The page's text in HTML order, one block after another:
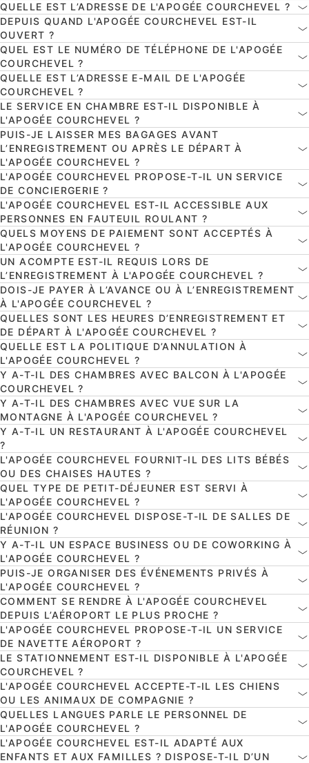
QUELLE EST L’ADRESSE DE L'APOGÉE COURCHEVEL ?
DEPUIS QUAND L'APOGÉE COURCHEVEL EST-IL
OUVERT ?
QUEL EST LE NUMÉRO DE TÉLÉPHONE DE L'APOGÉE
COURCHEVEL ?
QUELLE EST L’ADRESSE E-MAIL DE L'APOGÉE
COURCHEVEL ?
LE SERVICE EN CHAMBRE EST-IL DISPONIBLE À
L'APOGÉE COURCHEVEL ?
PUIS-JE LAISSER MES BAGAGES AVANT
L’ENREGISTREMENT OU APRÈS LE DÉPART À
L'APOGÉE COURCHEVEL ?
L'APOGÉE COURCHEVEL PROPOSE-T-IL UN SERVICE
DE CONCIERGERIE ?
L'APOGÉE COURCHEVEL EST-IL ACCESSIBLE AUX
PERSONNES EN FAUTEUIL ROULANT ?
QUELS MOYENS DE PAIEMENT SONT ACCEPTÉS À
L'APOGÉE COURCHEVEL ?
UN ACOMPTE EST-IL REQUIS LORS DE
L’ENREGISTREMENT À L'APOGÉE COURCHEVEL ?
DOIS-JE PAYER À L’AVANCE OU À L’ENREGISTREMENT
À L'APOGÉE COURCHEVEL ?
QUELLES SONT LES HEURES D’ENREGISTREMENT ET
DE DÉPART À L'APOGÉE COURCHEVEL ?
QUELLE EST LA POLITIQUE D’ANNULATION À
L'APOGÉE COURCHEVEL ?
Y A-T-IL DES CHAMBRES AVEC BALCON À L'APOGÉE
COURCHEVEL ?
Y A-T-IL DES CHAMBRES AVEC VUE SUR LA
MONTAGNE À L'APOGÉE COURCHEVEL ?
Y A-T-IL UN RESTAURANT À L'APOGÉE COURCHEVEL
?
L'APOGÉE COURCHEVEL FOURNIT-IL DES LITS BÉBÉS
OU DES CHAISES HAUTES ?
QUEL TYPE DE PETIT-DÉJEUNER EST SERVI À
L'APOGÉE COURCHEVEL ?
L'APOGÉE COURCHEVEL DISPOSE-T-IL DE SALLES DE
RÉUNION ?
Y A-T-IL UN ESPACE BUSINESS OU DE COWORKING À
L'APOGÉE COURCHEVEL ?
PUIS-JE ORGANISER DES ÉVÉNEMENTS PRIVÉS À
L'APOGÉE COURCHEVEL ?
COMMENT SE RENDRE À L'APOGÉE COURCHEVEL
DEPUIS L’AÉROPORT LE PLUS PROCHE ?
L'APOGÉE COURCHEVEL PROPOSE-T-IL UN SERVICE
DE NAVETTE AÉROPORT ?
LE STATIONNEMENT EST-IL DISPONIBLE À L'APOGÉE
COURCHEVEL ?
L'APOGÉE COURCHEVEL ACCEPTE-T-IL LES CHIENS
OU LES ANIMAUX DE COMPAGNIE ?
QUELLES LANGUES PARLE LE PERSONNEL DE
L'APOGÉE COURCHEVEL ?
L'APOGÉE COURCHEVEL EST-IL ADAPTÉ AUX
ENFANTS ET AUX FAMILLES ? DISPOSE-T-IL D’UN